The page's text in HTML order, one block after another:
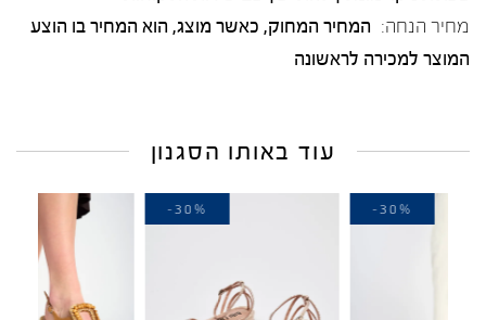
מחיר הנחה: המחיר המחוק, כאשר מוצג, הוא המחיר בו הוצע
המוצר למכירה לראשונה
עוד באותו הסגנון
-40%